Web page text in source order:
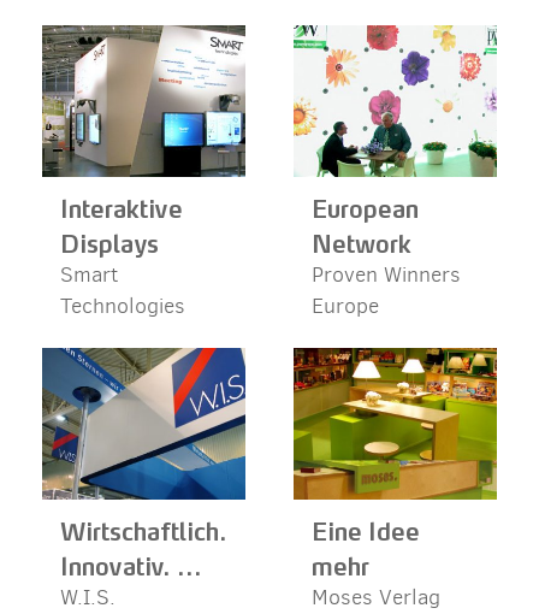
Interaktive
Displays
Smart
Technologies
European
Network
Proven Winners
Europe
Wirtschaftlich.
Innovativ. ...
W.I.S.
Eine Idee
mehr
Moses Verlag